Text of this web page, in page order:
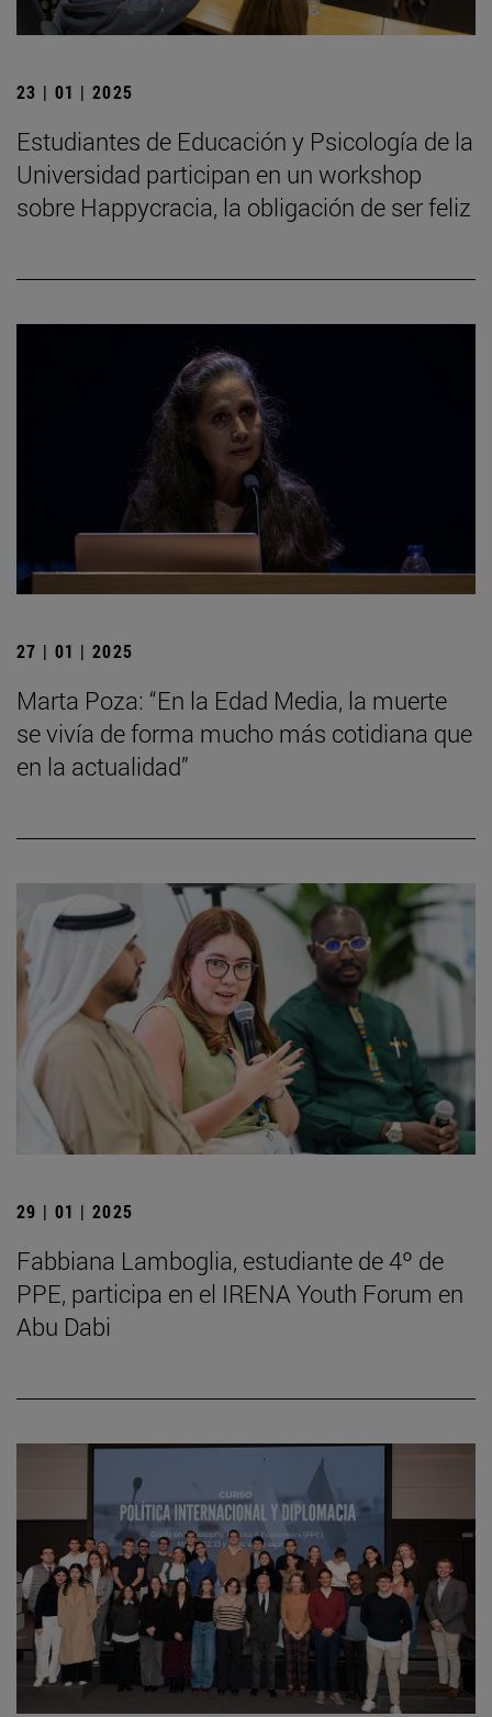
23 | 01 | 2025
Estudiantes de Educación y Psicología de la
Universidad participan en un workshop
sobre Happycracia, la obligación de ser feliz
27 | 01 | 2025
Marta Poza: “En la Edad Media, la muerte
se vivía de forma mucho más cotidiana que
en la actualidad”
29 | 01 | 2025
Fabbiana Lamboglia, estudiante de 4º de
PPE, participa en el IRENA Youth Forum en
Abu Dabi